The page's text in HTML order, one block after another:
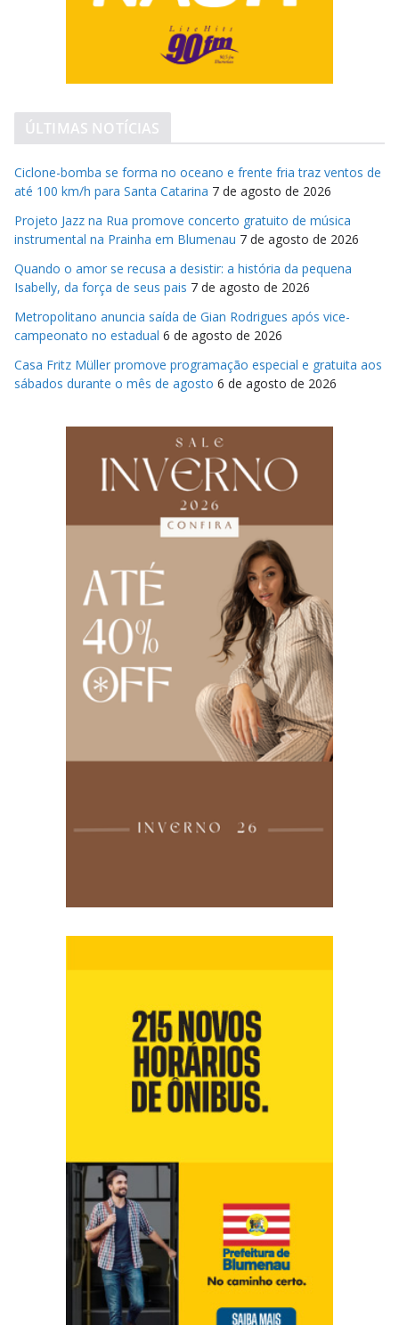
ÚLTIMAS NOTÍCIAS
Ciclone-bomba se forma no oceano e frente fria traz ventos de
até 100 km/h para Santa Catarina 7 de agosto de 2026
Projeto Jazz na Rua promove concerto gratuito de música
instrumental na Prainha em Blumenau 7 de agosto de 2026
Quando o amor se recusa a desistir: a história da pequena
Isabelly, da força de seus pais 7 de agosto de 2026
Metropolitano anuncia saída de Gian Rodrigues após vice-
campeonato no estadual 6 de agosto de 2026
Casa Fritz Müller promove programação especial e gratuita aos
sábados durante o mês de agosto 6 de agosto de 2026